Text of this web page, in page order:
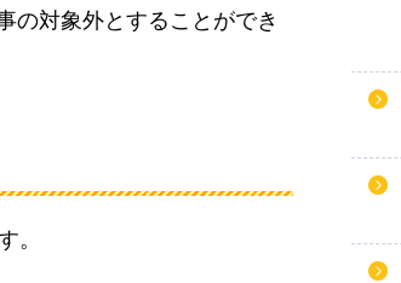
の対象外とすることができ
。